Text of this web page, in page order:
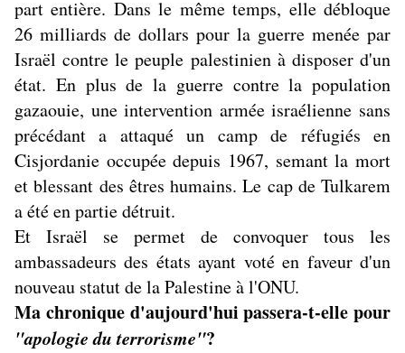
part entière. Dans le même temps, elle débloque
26 milliards de dollars pour la guerre menée par
Israël contre le peuple palestinien à disposer d'un
état. En plus de la guerre contre la population
gazaouie, une intervention armée israélienne sans
précédant a attaqué un camp de réfugiés en
Cisjordanie occupée depuis 1967, semant la mort
et blessant des êtres humains. Le cap de Tulkarem
a été en partie détruit.
Et Israël se permet de convoquer tous les
ambassadeurs des états ayant voté en faveur d'un
nouveau statut de la Palestine à l'ONU.
Ma chronique d'aujourd'hui passera-t-elle pour
"apologie du terrorisme"?